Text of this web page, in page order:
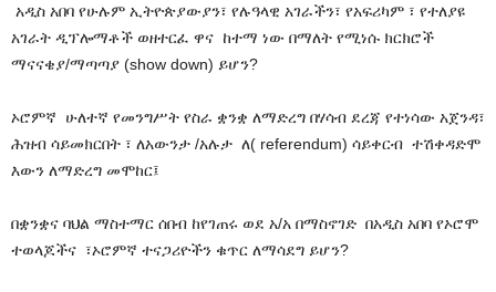
አዲስ አበባ የሁሉም ኢትዮጵያውያን፣ የሉዓላዊ አገራችን፣ የአፍሪካም ፣ የተለያዩ
አገራት ዲፕሎማቶች ወዘተርፈ ዋና ከተማ ነው በማለት የሚነሱ ክርክሮች
ማናናቄያ/ማጣጣያ (show down) ይሆን?
ኦሮምኛ ሁለተኛ የመንግሥት የስራ ቋንቋ ለማድረግ በሃሳብ ደረጃ የተነሳው አጀንዳ፣
ሕዝብ ሳይመክርበት ፣ ለአውንታ /አሉታ ለ( referendum) ሳይቀርብ ተሽቀዳድሞ
እውን ለማድረግ መሞከር፤
በቋንቋና ባህል ማስተማር ሰበብ ከየገጠሩ ወደ አ/አ በማስኖገድ በአዲስ አበባ የኦሮሞ
ተወላጆችና ፣ኦሮምኛ ተናጋሪዮችን ቁጥር ለማሳደግ ይሆን?